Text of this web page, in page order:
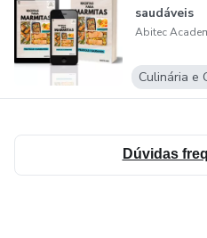
saudáveis
Abitec
Dúvidas